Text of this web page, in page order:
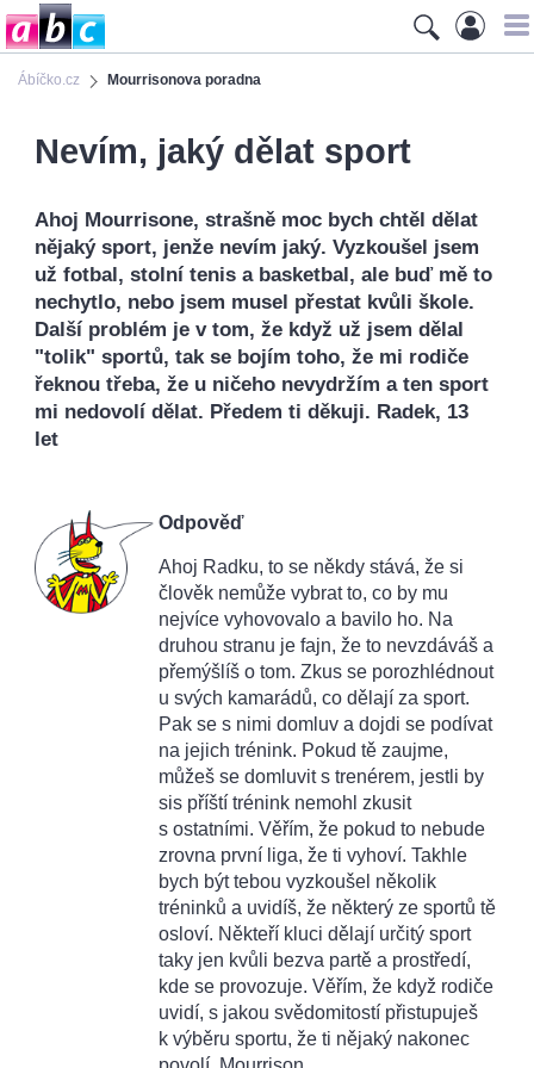
Ábíčko.cz Mourrisonova poradna
Nevím, jaký dělat sport
Ahoj Mourrisone, strašně moc bych chtěl dělat
nějaký sport, jenže nevím jaký. Vyzkoušel jsem
už fotbal, stolní tenis a basketbal, ale buď mě to
nechytlo, nebo jsem musel přestat kvůli škole.
Další problém je v tom, že když už jsem dělal
"tolik" sportů, tak se bojím toho, že mi rodiče
řeknou třeba, že u ničeho nevydržím a ten sport
mi nedovolí dělat. Předem ti děkuji. Radek, 13
let
Odpověď
Ahoj Radku, to se někdy stává, že si
člověk nemůže vybrat to, co by mu
nejvíce vyhovovalo a bavilo ho. Na
druhou stranu je fajn, že to nevzdáváš a
přemýšlíš o tom. Zkus se porozhlédnout
u svých kamarádů, co dělají za sport.
Pak se s nimi domluv a dojdi se podívat
na jejich trénink. Pokud tě zaujme,
můžeš se domluvit s trenérem, jestli by
sis příští trénink nemohl zkusit
s ostatními. Věřím, že pokud to nebude
zrovna první liga, že ti vyhoví. Takhle
bych být tebou vyzkoušel několik
tréninků a uvidíš, že některý ze sportů tě
osloví. Někteří kluci dělají určitý sport
taky jen kvůli bezva partě a prostředí,
kde se provozuje. Věřím, že když rodiče
uvidí, s jakou svědomitostí přistupuješ
k výběru sportu, že ti nějaký nakonec